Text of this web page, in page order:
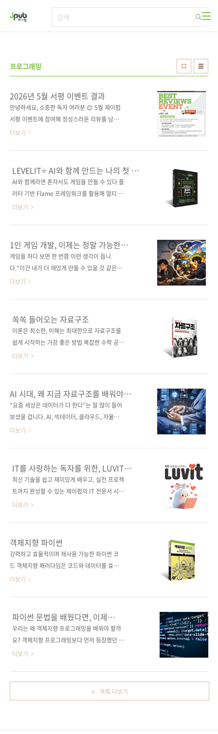
프로그래밍
2026년 5월 서평 이벤트 결과
안녕하세요, 소중한 독자 여러분 😊 5월 제이펍
서평 이벤트에 참여해 정성스러운 리뷰를 남겨
주신 모든 분들께 진심으로 감사드립니다. 이번
밍》 — 강현석(kekemusa37) 님
https://sarak.yes24.com/blog/kekemusa37/review-
view/22159246 도메인 주도 설계를 위한 함수
지만, 도메인 주도 설계(DDD)라는 개념은 오래
전부터 한 번쯤 제대로 공부해보고 싶었다. 처음
고, 어렵게 읽기 시작한 책들 역
sarak.yes24.com 📖 《챗GPT, 글쓰기 코치가
되어줘》 — 김소나(s..
더보기
LEVELIT⭐ AI와 함께 만드는 나의 첫 게임
개발 with 플러터 Flame
AI와 함께라면 혼자서도 게임을 만들 수 있다 플
러터 기반 Flame 프레임워크를 활용해 멀티 플
랫폼 2D 게임을 직접 만들며 1인 게임 개발의 전
확장 가능한 액션 게임을 만들어본다. 기획부터
구현, 특히 생성형 AI를 활용한 리소스 제작 노하
우까지 혼자서도 끝까지 완주할 수 있는 현실적
[교보문고] [도서11번가] [알라딘] [예스이십사]
[쿠팡] 전자책 구매 사이트(가나다순) [교보문고]
판사 제이펍도서명 LEVELIT⭐ AI와 함께 만드는
나의 첫 게임 개발 with 플러터 Flame..
더보기
1인 게임 개발, 이제는 정말 가능한
시대일까? (feat. AI와 함께하는 게임
만들기)
게임을 하다 보면 한 번쯤 이런 생각이 듭니
다.“이건 내가 더 재밌게 만들 수 있을 것 같은
데?”“나도 게임 하나 만들어보고 싶다…” 하지
까요? 1인 게임 개발이 어려웠던 이유게임 개발
은 생각보다 훨씬 많은 요소가 필요합니다. 단순
히 코드를 작성하는 것만으로 끝나지 않습니다.
직임을 표현할 애니메이션도 필요합니다. 여기
에 충돌 처리, UI 구성, 사운드까지 더해지면 혼
히 그래픽 리소스 제작은 개발자에게 가장 큰 장
벽 중 하나였습니다. 그래서 많은 사람들이 “나
중에 해봐야지”라고 생각만 하고 실제로는 시작
하지 못하는 경우가..
더보기
쏙쏙 들어오는 자료구조
이론은 최소한, 이해는 최대한으로 자료구조를
쉽게 시작하는 가장 좋은 방법 복잡한 수학 공식
이나 추상적인 이론 없이 실생활의 유쾌한 예시
법, 연결 리스트, 스택, 큐, 힙, 이진 탐색 트리, 그
래프까지 개발자가 반드시 알아야 할 자료구조
를 하나하나 체계적으로 안내한다. 언제 어떤 구
게 키워나갈 수 있다. 개발자로서의 기초 체력을
다지고 싶고, 코딩 테스트를 준비하거나 실무에
은 출발점이 될 것이다. 지금 바로, 세상에서 가
장 친절한 자료구조 수업을 시작해보자. 도서구
매 사이트(가나다순) [교보문고] [도서11번가] ..
더보기
AI 시대, 왜 지금 자료구조를 배워야
할까?
“요즘 세상은 데이터가 다 한다”는 말 많이 들어
보셨을 겁니다. AI, 빅데이터, 클라우드, 자율주
행, 챗봇까지... 우리가 쓰는 기술과 서비스는 모
순히 데이터를 모으는 것만으로 충분할까요?네,
예상하셨겠지만 충분하지 않습니다.데이터는
‘어떻게 저장하고, 어떻게 꺼내 쓰느냐’에 따라
(data structure, DS)가 등장합니다. 자료구조
는 데이터를 정리하는 기본 뼈대이자, 문제 해결
로 정리해두면 필요한 물건을 쉽게 찾을 수 있듯
이, 컴퓨터 속에서도 데이터를 효율적으로 쌓고
꺼내려면 제대로 된 구조가 필요합니다. 이..
더보기
IT를 사랑하는 독자를 위한, LUVIT
시리즈!
최신 기술을 쉽고 재미있게 배우고, 실전 프로젝
트까지 완성할 수 있는 제이펍의 IT 전문서 시리
즈 LUVIT을 소개합니다. LUVIT 시리즈란?
의 약자로, IT 기술을 배우고, 이해하고, 시각화
하며, 직접 구현하여 자신의 것으로 만드는 경험
을 제공합니다. ✅ 쉽고 재미있게!어려운 기술도
배울 수 있습니다.실전에서 바로 쓸 수 있는 전문
가의 노하우까지 얻어보세요.✅ 실전 예제로 가
할 수 있는 완성도 높은 프로젝트를 직접 만들어
보세요.✅ 최신 기술 완벽 반영!새롭고 핫한 언
어, 프레임워크, ..
더보기
객체지향 파이썬
강력하고 효율적이며 재사용 가능한 파이썬 코
드 객체지향 패러다임은 코드와 데이터를 효과
적으로 결합해 재사용성이 높은 코드를 만든다.
기본 사항을 다루고, 객체지향 스타일을 시각화
하는 데 도움이 되는 파이게임과 GUI를 사용하
여 실습한다. 또한, 캡슐화, 다형성, 상속과 같은
객체 중심으로 사고하고 코딩하는 방법을 배운
다. 마지막에는 배운 내용을 모두 활용하여 애니
메이션과 사운드를 갖춘, 온전한 하나의 게임을
완성해본다. 도서구매 사이트(가나다순) [교보문
문고] [구..
더보기
파이썬 문법을 배웠다면, 이제
패러다임이다
우리는 왜 객체지향 프로그래밍을 배워야 할까
요? 객체지향 프로그래밍보다 먼저 등장했던 절
차적 프로그래밍에 과연 어떤 문제점이 있어서
하면 전체 프로그램을 여러 함수로 분할하는 절
차적 프로그래밍을 배웁니다. 데이터를 입력하
더보기
목록 더보기